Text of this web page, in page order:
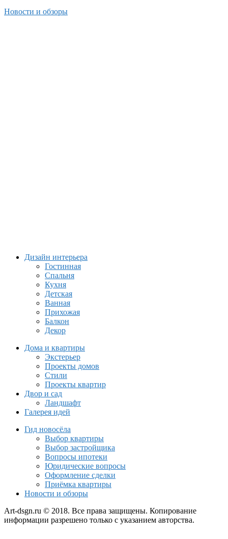
Новости и обзоры
Дизайн интерьера
Гостинная
Спальня
Кухня
Детская
Ванная
Прихожая
Балкон
Декор
Дома и квартиры
Экстерьер
Проекты домов
Стили
Проекты квартир
Двор и сад
Ландшафт
Галерея идей
Гид новосёла
Выбор квартиры
Выбор застройщика
Вопросы ипотеки
Юридические вопросы
Оформление сделки
Приёмка квартиры
Новости и обзоры
Art-dsgn.ru © 2018. Все права защищены. Копирование
информации разрешено только с указанием авторства.